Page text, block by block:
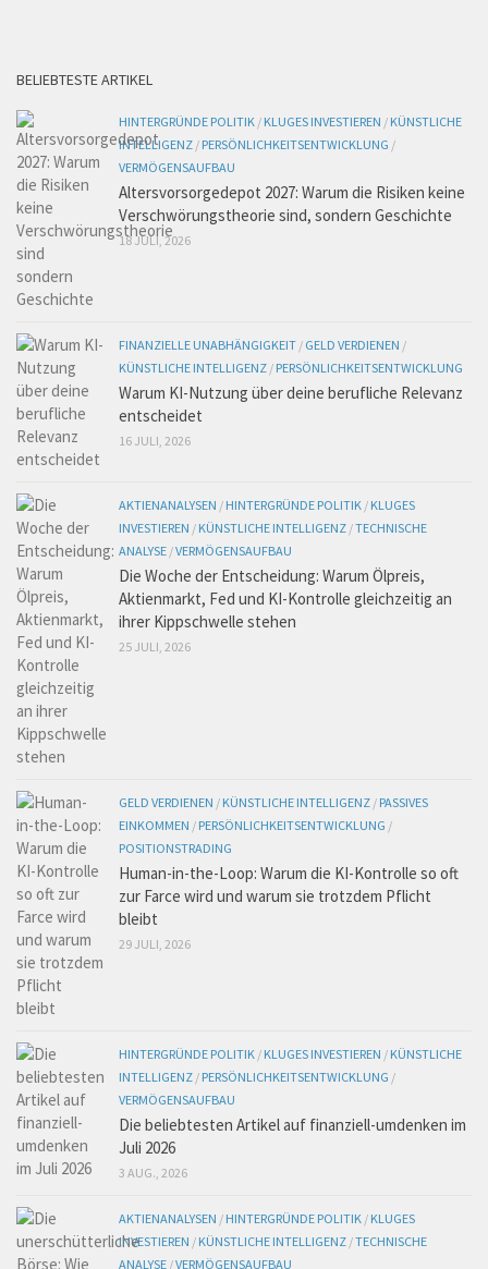
BELIEBTESTE ARTIKEL
HINTERGRÜNDE POLITIK / KLUGES INVESTIEREN / KÜNSTLICHE
INTELLIGENZ / PERSÖNLICHKEITSENTWICKLUNG /
VERMÖGENSAUFBAU
Altersvorsorgedepot 2027: Warum die Risiken keine
Verschwörungstheorie sind, sondern Geschichte
18 JULI, 2026
FINANZIELLE UNABHÄNGIGKEIT / GELD VERDIENEN /
KÜNSTLICHE INTELLIGENZ / PERSÖNLICHKEITSENTWICKLUNG
Warum KI-Nutzung über deine berufliche Relevanz
entscheidet
16 JULI, 2026
AKTIENANALYSEN / HINTERGRÜNDE POLITIK / KLUGES
INVESTIEREN / KÜNSTLICHE INTELLIGENZ /TECHNISCHE
ANALYSE /VERMÖGENSAUFBAU
Die Woche der Entscheidung: Warum Ölpreis,
Aktienmarkt, Fed und KI-Kontrolle gleichzeitig an
ihrer Kippschwelle stehen
25 JULI, 2026
GELD VERDIENEN / KÜNSTLICHE INTELLIGENZ / PASSIVES
EINKOMMEN / PERSÖNLICHKEITSENTWICKLUNG /
POSITIONSTRADING
Human-in-the-Loop: Warum die KI-Kontrolle so oft
zur Farce wird und warum sie trotzdem Pflicht
bleibt
29 JULI, 2026
HINTERGRÜNDE POLITIK / KLUGES INVESTIEREN / KÜNSTLICHE
INTELLIGENZ / PERSÖNLICHKEITSENTWICKLUNG /
VERMÖGENSAUFBAU
Die beliebtesten Artikel auf finanziell-umdenken im
Juli 2026
3 AUG., 2026
AKTIENANALYSEN / HINTERGRÜNDE POLITIK / KLUGES
INVESTIEREN / KÜNSTLICHE INTELLIGENZ /TECHNISCHE
ANALYSE /VERMÖGENSAUFBAU